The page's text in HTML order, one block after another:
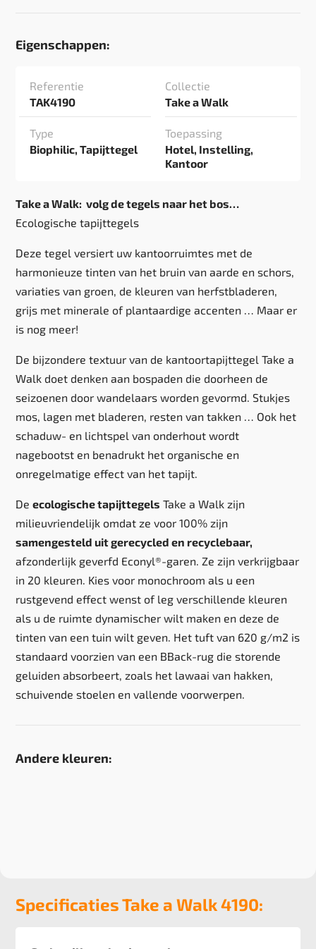
Eigenschappen:
Referentie
TAK4190
Collectie
Take a Walk
Type
Biophilic, Tapijttegel
Toepassing
Hotel, Instelling,
Kantoor
Take a Walk: volg de tegels naar het bos…
Ecologische tapijttegels
Deze tegel versiert uw kantoorruimtes met de
harmonieuze tinten van het bruin van aarde en schors,
variaties van groen, de kleuren van herfstbladeren,
grijs met minerale of plantaardige accenten … Maar er
is nog meer!
De bijzondere textuur van de kantoortapijttegel Take a
Walk doet denken aan bospaden die doorheen de
seizoenen door wandelaars worden gevormd. Stukjes
mos, lagen met bladeren, resten van takken … Ook het
schaduw- en lichtspel van onderhout wordt
nagebootst en benadrukt het organische en
onregelmatige effect van het tapijt.
Deecologische tapijttegels Take a Walk zijn
milieuvriendelijk omdat ze voor 100% zijn
samengesteld uit gerecycled en recyclebaar,
afzonderlijk geverfd Econyl®-garen. Ze zijn verkrijgbaar
in 20 kleuren. Kies voor monochroom als u een
rustgevend effect wenst of leg verschillende kleuren
als u de ruimte dynamischer wilt maken en deze de
tinten van een tuin wilt geven. Het tuft van 620 g/m2 is
standaard voorzien van een BBack-rug die storende
geluiden absorbeert, zoals het lawaai van hakken,
schuivende stoelen en vallende voorwerpen.
Andere kleuren:
Specificaties Take a Walk 4190: